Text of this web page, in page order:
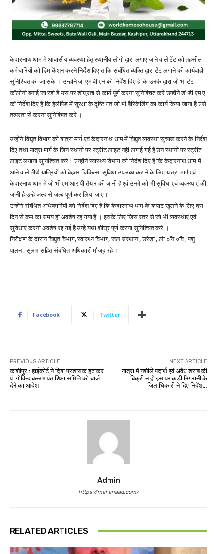
केदारनाथ धाम में आवासीय व्यवस्था हेतु स्थानीय लोगो द्वारा लगाए जाने वाले टेंट को तहसील
कर्मचारियों को डिमार्केशन करने निर्देश दिए ताकि संबंधित व्यक्ति द्वारा टेंट लगाने की कार्यवाही
सुनिश्चित की जा सके । उन्होंने जी एम वी एन को निर्देश दिए हैं कि उनके द्वारा जो भी टेंट
कॉलोनी बनाई जा रही है उस पर शीघ्रता से कार्य पूर्ण करना सुनिश्चित करे उन्होंने डी डी एम ए
को निर्देश दिए है कि हेलीपैड में सुरक्षा के दृष्टि गत जो भी बैरिकेडिंग का कार्य किया जाना है उसे
तत्परता से करना सुनिश्चित करे ।
उन्होंने विद्युत विभाग को यात्रा मार्ग एवं केदारनाथ धाम में विद्युत व्यवस्था सुचारू करने के निर्देश
दिए तथा यात्रा मार्ग के जिन स्थानो पर स्ट्रीट लाइट नही लगाई गई है उन स्थानों पर स्ट्रीट
लाइट लगाना सुनिश्चित करे। उन्होंने स्वास्थ्य विभाग को निर्देश दिए है कि केदारनाथ धाम में
आने वाले तीर्थ यात्रियों को बेहतर चिकित्सा सुविधा उपलब्ध कराने के लिए यात्रा मार्ग एवं
केदारनाथ धाम में जो भी एम आर पी तैयार की जानी है एवं उनमे को भी सुविधा एवं व्यवस्थाएं की
जानी है उन्हे जल्द से जल्द पूर्ण कर लिया जाए।
उन्होंने संबंधित अधिकारियों को निर्देश दिए है कि केदारनाथ धाम के कपाट खुलने के लिए दस
दिन से कम का समय ही अवशेष रह गया है । इसके लिए जिस स्तर से जो भी व्यवस्थाएं एवं
सुविधाएं करनी अवशेष रह गई है उन्हे यथा शीघ्र पूर्ण करना सुनिश्चित करे ।
निरीक्षण के दौरान विद्युत विभाग, स्वास्थ्य विभाग, जल संस्थान , उरेड़ा , लो ०नि ०वि , पशु
पालन , सुलभ सहित संबंधित अधिकारी मौजूद रहे ।
Facebook Twitter
PREVIOUS ARTICLE
काशीपुर : हाईकोर्ट ने दिया प्रशासक हटाकर
पं. गोविन्द बल्लभ पंत शिक्षा समिति को चार्ज
देने का आदेश
NEXT ARTICLE
यात्रा में नशीले पदार्थ एवं अवैध शराब की
बिक्री न हो इस पर कड़ी निगरानी के
जिलाधिकारी ने दिए निर्देश…
Admin
https://mahanaad.com/
RELATED ARTICLES